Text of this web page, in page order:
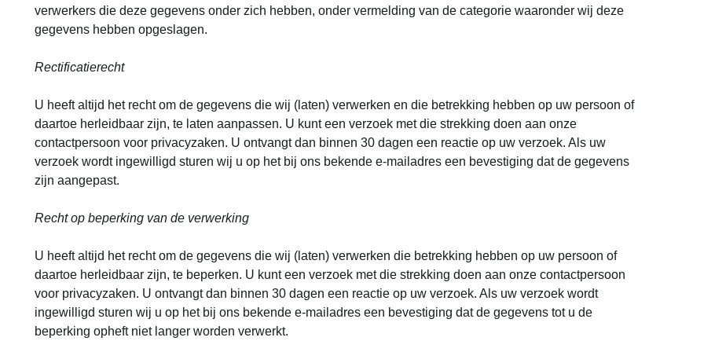
verwerkers die deze gegevens onder zich hebben, onder vermelding van de categorie waaronder wij deze
gegevens hebben opgeslagen.
Rectificatierecht
U heeft altijd het recht om de gegevens die wij (laten) verwerken en die betrekking hebben op uw persoon of
daartoe herleidbaar zijn, te laten aanpassen. U kunt een verzoek met die strekking doen aan onze
contactpersoon voor privacyzaken. U ontvangt dan binnen 30 dagen een reactie op uw verzoek. Als uw
verzoek wordt ingewilligd sturen wij u op het bij ons bekende e-mailadres een bevestiging dat de gegevens
zijn aangepast.
Recht op beperking van de verwerking
U heeft altijd het recht om de gegevens die wij (laten) verwerken die betrekking hebben op uw persoon of
daartoe herleidbaar zijn, te beperken. U kunt een verzoek met die strekking doen aan onze contactpersoon
voor privacyzaken. U ontvangt dan binnen 30 dagen een reactie op uw verzoek. Als uw verzoek wordt
ingewilligd sturen wij u op het bij ons bekende e-mailadres een bevestiging dat de gegevens tot u de
beperking opheft niet langer worden verwerkt.